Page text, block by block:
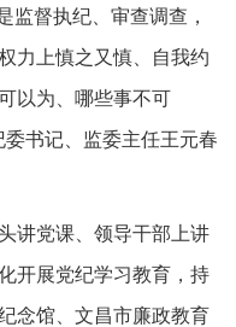
监督执纪、审查调查，
力上慎之又慎、自我约
以为、哪些事不可
书记、监委主任王元春
讲党课、领导干部上讲
开展党纪学习教育，持
念馆、文昌市廉政教育